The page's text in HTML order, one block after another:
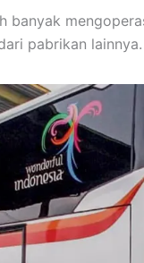
banyak
pabrikan lainnya.